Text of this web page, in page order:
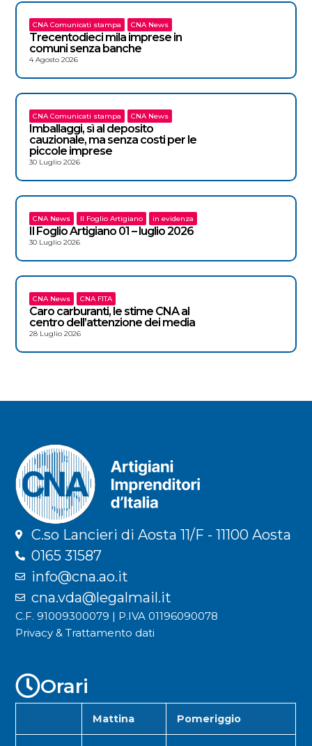
CNA Comunicati stampa CNA News
Trecentodieci mila imprese in
comuni senza banche
4 Agosto 2026
CNA Comunicati stampa CNA News
Imballaggi, sì al deposito
cauzionale, ma senza costi per le
piccole imprese
30 Luglio 2026
CNA News Il Foglio Artigiano in evidenza
Il Foglio Artigiano 01 – luglio 2026
30 Luglio 2026
CNA News CNA FITA
Caro carburanti, le stime CNA al
centro dell’attenzione dei media
28 Luglio 2026
C.so Lancieri di Aosta 11/F - 11100 Aosta
0165 31587
info@cna.ao.it
cna.vda@legalmail.it
C.F. 91009300079 | P.IVA 01196090078
Privacy & Trattamento dati
Orari
Mattina Pomeriggio